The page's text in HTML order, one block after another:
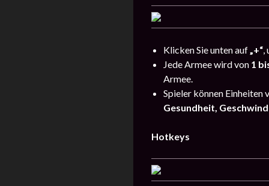
Klicken Sie unten auf„+“,
Jede Armee wird von 1
Armee.
Spieler können Einheiten
Gesundheit,
Hotkeys